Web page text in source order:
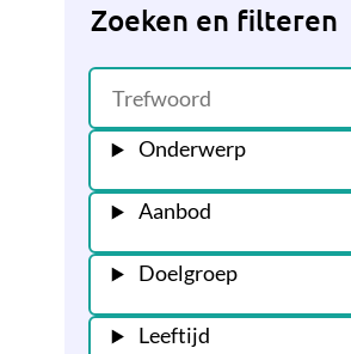
Zoeken en filteren
Onderwerp
Aanbod
Doelgroep
Leeftijd